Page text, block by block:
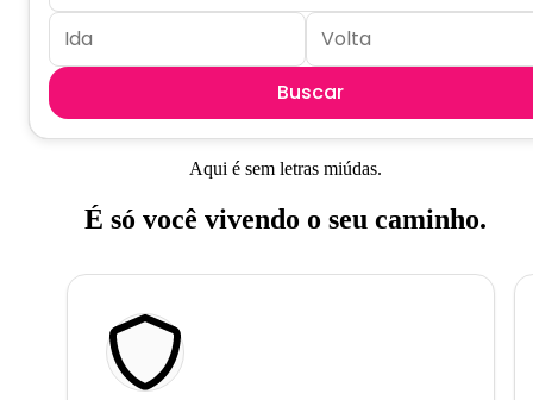
Buscar
Aqui é sem letras miúdas.
É só você vivendo o seu caminho.